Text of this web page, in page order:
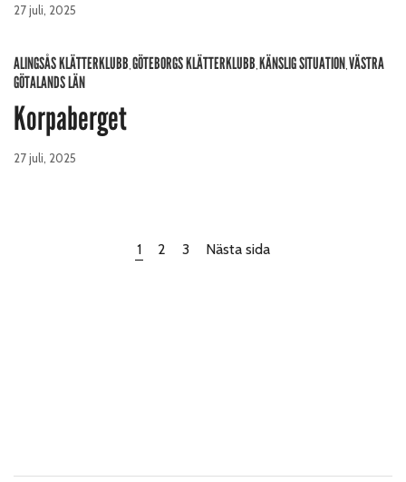
27 juli, 2025
ALINGSÅS KLÄTTERKLUBB,GÖTEBORGS KLÄTTERKLUBB,KÄNSLIG SITUATION,VÄSTRA
GÖTALANDS LÄN
Korpaberget
27 juli, 2025
1 2 3 Nästa sida